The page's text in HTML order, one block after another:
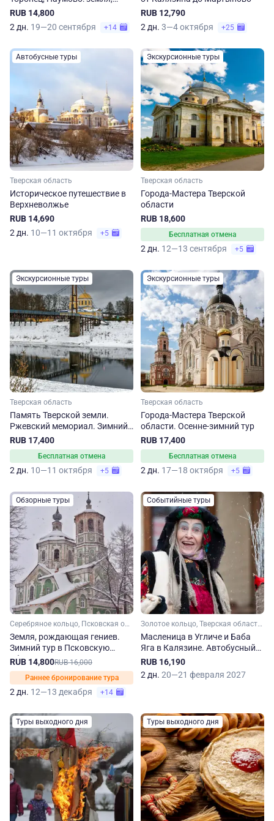
рождающая гениев
RUB 14,800
2 дн. 19—20 сентября +14
RUB 12,790
2 дн. 3—4 октября +25
Автобусные туры
Тверская область
Историческое путешествие в
Верхневолжье
RUB 14,690
2 дн. 10—11 октября +5
Экскурсионные туры
Тверская область
Города-Мастера Тверской
области
RUB 18,600
Бесплатная отмена
2 дн. 12—13 сентября +5
Экскурсионные туры
Тверская область
Память Тверской земли.
Ржевский мемориал. Зимний
тур
RUB 17,400
Бесплатная отмена
2 дн. 10—11 октября +5
Экскурсионные туры
Тверская область
Города-Мастера Тверской
области. Осенне-зимний тур
RUB 17,400
Бесплатная отмена
2 дн. 17—18 октября +5
Обзорные туры
Серебряное кольцо, Псковская область, Тверская область
Земля, рождающая гениев.
Зимний тур в Псковскую
область
RUB 14,800RUB 16,000
Раннее бронирование тура
2 дн. 12—13 декабря +14
Событийные туры
Золотое кольцо, Тверская область, Ярославская область
Масленица в Угличе и Баба
Яга в Калязине. Автобусный
тур из Москвы
RUB 16,190
2 дн. 20—21 февраля 2027
Туры выходного дня Туры выходного дня